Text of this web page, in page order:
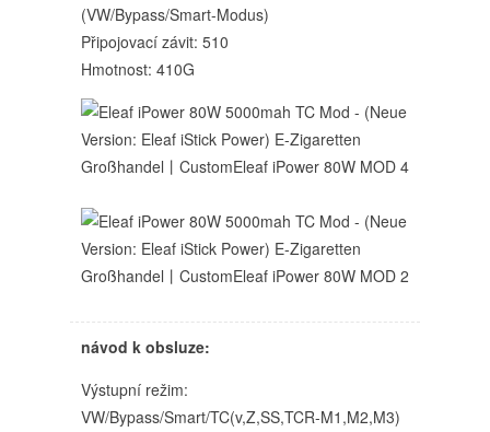
(VW/Bypass/Smart-Modus)
Připojovací závit: 510
Hmotnost: 410G
návod k obsluze:
Výstupní režim:
VW/Bypass/Smart/TC(v,Z,SS,TCR-M1,M2,M3)